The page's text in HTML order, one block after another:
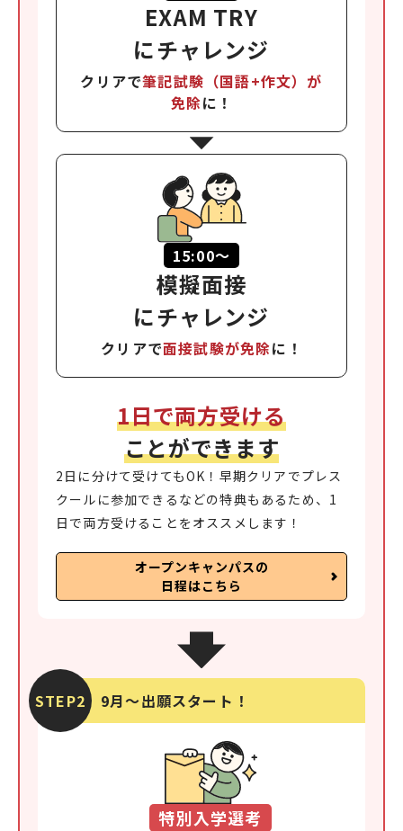
EXAM TRY
にチャレンジ
クリアで筆記試験（国語+作文）が
免除に！
15:00〜
模擬面接
にチャレンジ
クリアで面接試験が免除に！
1日で両方受ける
ことができます
2日に分けて受けてもOK！早期クリアでプレス
クールに参加できるなどの特典もあるため、1
日で両方受けることをオススメします！
オープンキャンパスの
日程はこちら
STEP2 9月～出願スタート！
特別入学選考